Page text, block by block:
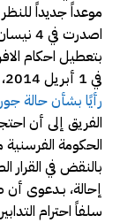
موعداً جديداً
اصدرت في 4 نيسان 2013
بتعطيل احكام
في 1 أبريل 2014، أصدر الفريق العامل المعني بالاحتجاز التعسفي
رأيًا بشأن حالة
الفريق إلى أن
الحكومة
إحالة، بـدعوى أن
سلفاً احترام